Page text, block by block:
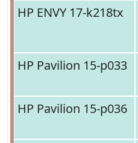
HP ENVY 17-k218tx
HP Pavilion 15-p033
HP Pavilion 15-p036